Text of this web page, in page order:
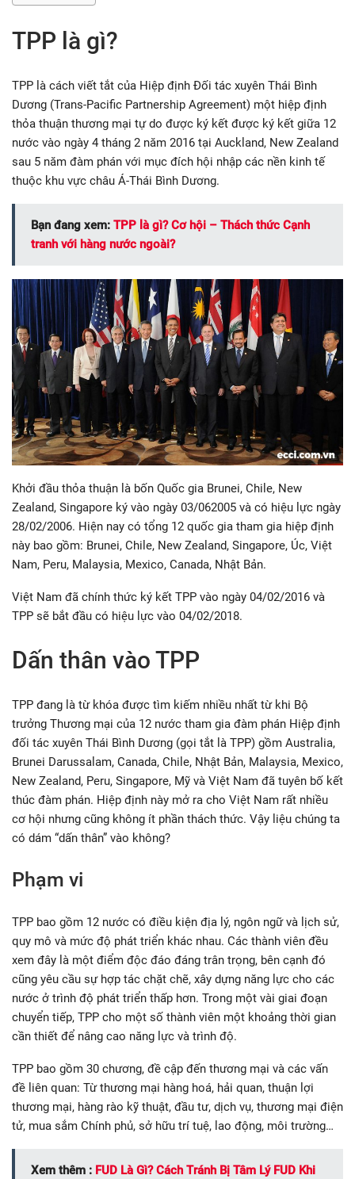
TPP là gì?
TPP là cách viết tắt của Hiệp định Đối tác xuyên Thái Bình
Dương (Trans-Pacific Partnership Agreement) một hiệp định
thỏa thuận thương mại tự do được ký kết được ký kết giữa 12
nước vào ngày 4 tháng 2 năm 2016 tại Auckland, New Zealand
sau 5 năm đàm phán với mục đích hội nhập các nền kinh tế
thuộc khu vực châu Á-Thái Bình Dương.
Bạn đang xem: TPP là gì? Cơ hội – Thách thức Cạnh
tranh với hàng nước ngoài?
Khởi đầu thỏa thuận là bốn Quốc gia Brunei, Chile, New
Zealand, Singapore ký vào ngày 03/062005 và có hiệu lực ngày
28/02/2006. Hiện nay có tổng 12 quốc gia tham gia hiệp định
này bao gồm: Brunei, Chile, New Zealand, Singapore, Úc, Việt
Nam, Peru, Malaysia, Mexico, Canada, Nhật Bản.
Việt Nam đã chính thức ký kết TPP vào ngày 04/02/2016 và
TPP sẽ bắt đầu có hiệu lực vào 04/02/2018.
Dấn thân vào TPP
TPP đang là từ khóa được tìm kiếm nhiều nhất từ khi Bộ
trưởng Thương mại của 12 nước tham gia đàm phán Hiệp định
đối tác xuyên Thái Bình Dương (gọi tắt là TPP) gồm Australia,
Brunei Darussalam, Canada, Chile, Nhật Bản, Malaysia, Mexico,
New Zealand, Peru, Singapore, Mỹ và Việt Nam đã tuyên bố kết
thúc đàm phán. Hiệp định này mở ra cho Việt Nam rất nhiều
cơ hội nhưng cũng không ít phần thách thức. Vậy liệu chúng ta
có dám “dấn thân” vào không?
Phạm vi
TPP bao gồm 12 nước có điều kiện địa lý, ngôn ngữ và lịch sử,
quy mô và mức độ phát triển khác nhau. Các thành viên đều
xem đây là một điểm độc đáo đáng trân trọng, bên cạnh đó
cũng yêu cầu sự hợp tác chặt chẽ, xây dựng năng lực cho các
nước ở trình độ phát triển thấp hơn. Trong một vài giai đoạn
chuyển tiếp, TPP cho một số thành viên một khoảng thời gian
cần thiết để nâng cao năng lực và trình độ.
TPP bao gồm 30 chương, đề cập đến thương mại và các vấn
đề liên quan: Từ thương mại hàng hoá, hải quan, thuận lợi
thương mại, hàng rào kỹ thuật, đầu tư, dịch vụ, thương mại điện
tử, mua sắm Chính phủ, sở hữu trí tuệ, lao động, môi trường…
Xem thêm : FUD Là Gì? Cách Tránh Bị Tâm Lý FUD Khi